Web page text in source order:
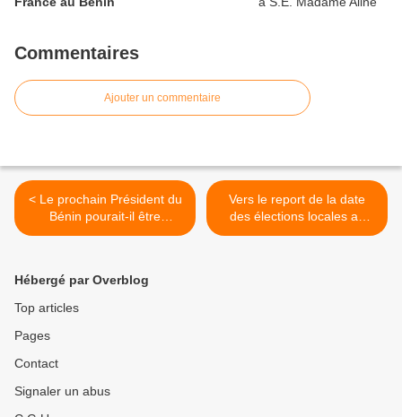
Commentaires
Ajouter un commentaire
< Le prochain Président du
Bénin pourait-il être
Abdoulaye BIOCHANE
Vers le report de la date
des élections locales au
Bénin >
Hébergé par Overblog
Top articles
Pages
Contact
Signaler un abus